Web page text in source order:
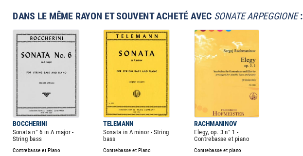
DANS LE MÊME RAYON ET SOUVENT ACHETÉ AVEC SONATE ARPEGGIONE:
BOCCHERINI TELEMANN RACHMANINOV
Sonata n° 6 in A major -
String bass
Sonata in A minor - String
bass
Elegy, op. 3 n° 1 -
Contrebasse et piano
Contrebasse et Piano Contrebasse et Piano Contrebasse et piano